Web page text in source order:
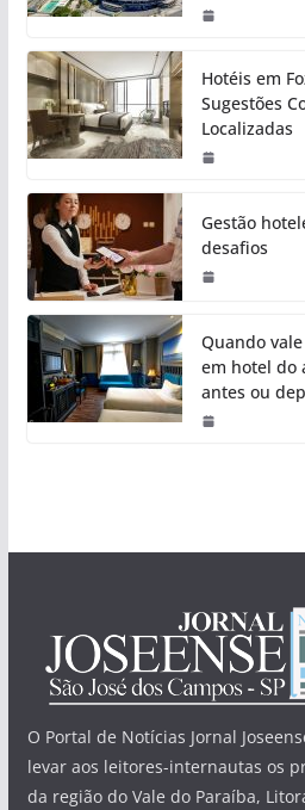
Hotéis em
Sugestões
Localizadas
Gestão
desafios
Quando
em hotel do
antes ou
O Portal de Notícias Jornal
levar aos leitores-internautas os
da região do Vale do Paraíba,